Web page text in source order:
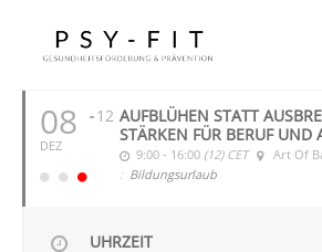
DEZEMBER 2025
08
DEZ
12 AUFBLÜHEN STATT
STÄRKEN FÜR BERUF UND
9:00 - 16:00 (12) CET Art Of
: Bildungsurlaub
UHRZEIT